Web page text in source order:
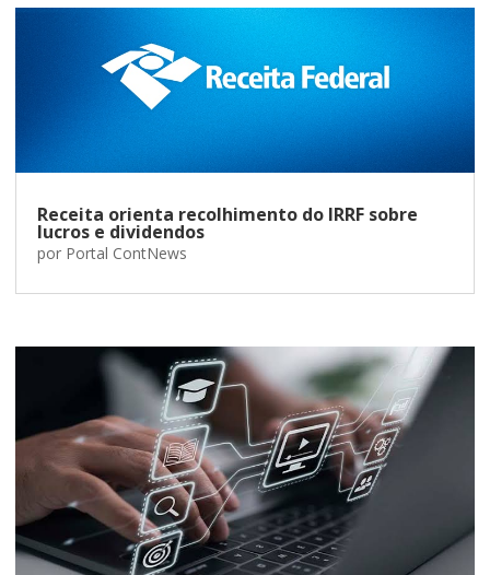
Receita orienta recolhimento do IRRF sobre
lucros e dividendos
por Portal ContNews